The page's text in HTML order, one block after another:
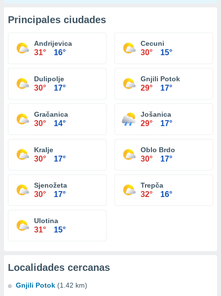
Principales ciudades
Andrijevica
31° 16°
Cecuni
30° 15°
Dulipolje
30° 17°
Gnjili Potok
29° 17°
Gračanica
30° 14°
Jošanica
29° 17°
Kralje
30° 17°
Oblo Brdo
30° 17°
Sjenožeta
30° 17°
Trepča
32° 16°
Ulotina
31° 15°
Localidades cercanas
Gnjili Potok (1.42 km)